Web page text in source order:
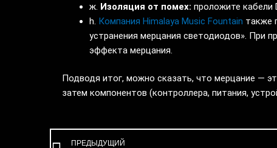
ж. Изоляция от помех: проложите кабели
h. Компания Himalaya Music Fountain также
устранения мерцания светодиодов». При
эффекта мерцания.
Подводя итог, можно сказать, что мерцание —
затем компонентов (контроллера, питания,
Prev
ПРЕДЫДУЩИЙ